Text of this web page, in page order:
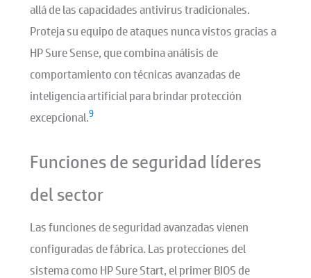
allá de las capacidades antivirus tradicionales.
Proteja su equipo de ataques nunca vistos gracias a
HP Sure Sense, que combina análisis de
comportamiento con técnicas avanzadas de
inteligencia artificial para brindar protección
excepcional.9
Funciones de seguridad líderes
del sector
Las funciones de seguridad avanzadas vienen
configuradas de fábrica. Las protecciones del
sistema como HP Sure Start, el primer BIOS de